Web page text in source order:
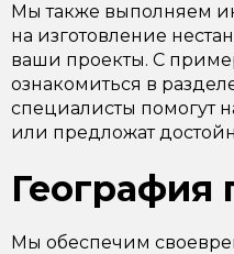
Мы также выполняем
на изготовление
ваши проекты. С
ознакомиться в
специалисты помогут
или предложат
География
Мы обеспечим